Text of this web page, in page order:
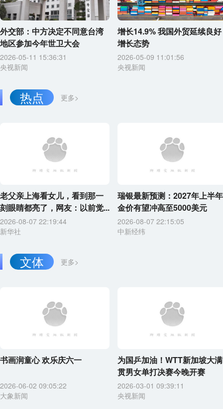
外交部：中方决定不同意台湾
地区参加今年世卫大会
2026-05-11 15:36:31
央视新闻
增长14.9% 我国外贸延续良好
增长态势
2026-05-09 11:01:56
央视新闻
更多>
热点
老父亲上海看女儿，看到那一
刻眼睛都亮了，网友：以前觉...
2026-08-07 22:19:44
新华社
瑞银最新预测：2027年上半年
金价有望冲高至5000美元
2026-08-07 22:15:05
中新经纬
更多>
文体
书画润童心 欢乐庆六一
2026-06-02 09:05:22
大象新闻
为国乒加油！WTT新加坡大满
贯男女单打决赛今晚开赛
2026-03-01 09:39:11
央视新闻